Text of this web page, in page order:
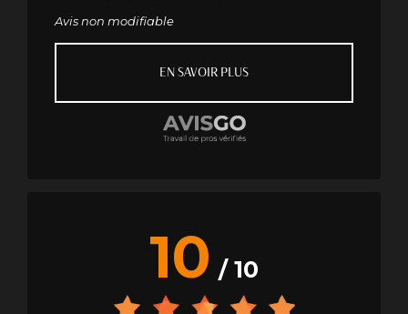
Avis non modifiable
EN SAVOIR PLUS
10 / 10